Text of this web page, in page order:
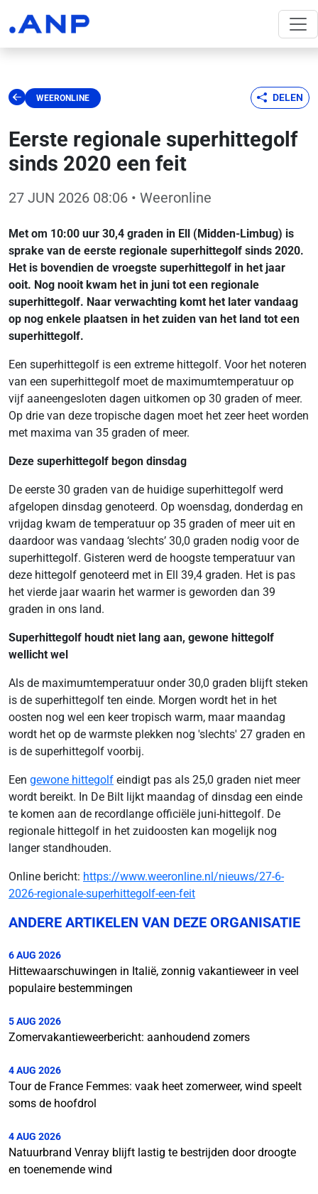
WEERONLINE DELEN
Eerste regionale superhittegolf
sinds 2020 een feit
27 JUN 2026 08:06 • Weeronline
Met om 10:00 uur 30,4 graden in Ell (Midden-Limbug) is
sprake van de eerste regionale superhittegolf sinds 2020.
Het is bovendien de vroegste superhittegolf in het jaar
ooit. Nog nooit kwam het in juni tot een regionale
superhittegolf. Naar verwachting komt het later vandaag
op nog enkele plaatsen in het zuiden van het land tot een
superhittegolf.
Een superhittegolf is een extreme hittegolf. Voor het noteren
van een superhittegolf moet de maximumtemperatuur op
vijf aaneengesloten dagen uitkomen op 30 graden of meer.
Op drie van deze tropische dagen moet het zeer heet worden
met maxima van 35 graden of meer.
Deze superhittegolf begon dinsdag
De eerste 30 graden van de huidige superhittegolf werd
afgelopen dinsdag genoteerd. Op woensdag, donderdag en
vrijdag kwam de temperatuur op 35 graden of meer uit en
daardoor was vandaag ‘slechts’ 30,0 graden nodig voor de
superhittegolf. Gisteren werd de hoogste temperatuur van
deze hittegolf genoteerd met in Ell 39,4 graden. Het is pas
het vierde jaar waarin het warmer is geworden dan 39
graden in ons land.
Superhittegolf houdt niet lang aan, gewone hittegolf
wellicht wel
Als de maximumtemperatuur onder 30,0 graden blijft steken
is de superhittegolf ten einde. Morgen wordt het in het
oosten nog wel een keer tropisch warm, maar maandag
wordt het op de warmste plekken nog 'slechts' 27 graden en
is de superhittegolf voorbij.
Een gewone hittegolf eindigt pas als 25,0 graden niet meer
wordt bereikt. In De Bilt lijkt maandag of dinsdag een einde
te komen aan de recordlange officiële juni-hittegolf. De
regionale hittegolf in het zuidoosten kan mogelijk nog
langer standhouden.
Online bericht: https://www.weeronline.nl/nieuws/27-6-
2026-regionale-superhittegolf-een-feit
ANDERE ARTIKELEN VAN DEZE ORGANISATIE
6 AUG 2026
Hittewaarschuwingen in Italië, zonnig vakantieweer in veel
populaire bestemmingen
5 AUG 2026
Zomervakantieweerbericht: aanhoudend zomers
4 AUG 2026
Tour de France Femmes: vaak heet zomerweer, wind speelt
soms de hoofdrol
4 AUG 2026
Natuurbrand Venray blijft lastig te bestrijden door droogte
en toenemende wind